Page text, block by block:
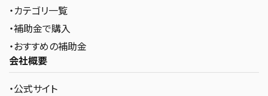
・カテゴリ一覧
・補助金で購入
・おすすめの補助金
会社概要
・公式サイト